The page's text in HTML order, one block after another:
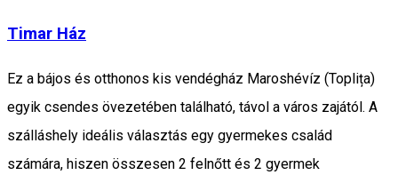
Timar Ház
Ez a bájos és otthonos kis vendégház Maroshévíz (Toplița)
egyik csendes övezetében található, távol a város zajától. A
szálláshely ideális választás egy gyermekes család
számára, hiszen összesen 2 felnőtt és 2 gyermek